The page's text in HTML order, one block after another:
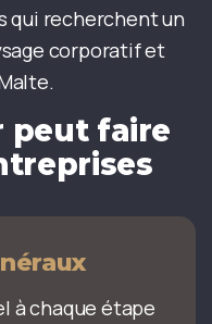
qui recherchent un
corporatif et
peut faire
à chaque étape